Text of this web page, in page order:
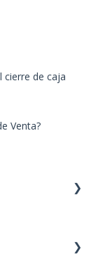
cierre de caja
Venta?